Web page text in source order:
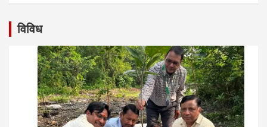
विविध